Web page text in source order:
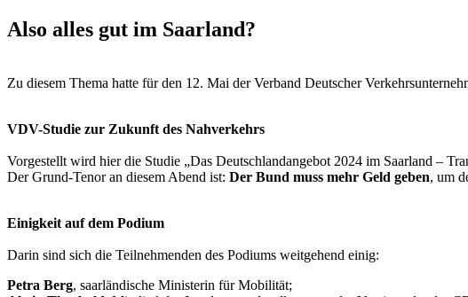
Also alles gut im Saarland?
Zu diesem Thema hatte für den 12. Mai der Verband Deutscher
VDV-Studie zur Zukunft des Nahverkehrs
Vorgestellt wird hier die Studie „Das Deutschlandangebot 2024 im Saarland –
Der Grund-Tenor an diesem Abend ist: Der Bund muss mehr Geld geben, um
Einigkeit auf dem Podium
Darin sind sich die Teilnehmenden des Podiums weitgehend einig:
Petra Berg, saarländische Ministerin für Mobilität;